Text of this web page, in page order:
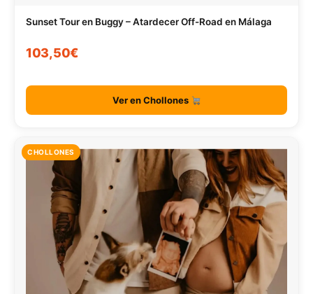
Sunset Tour en Buggy – Atardecer Off-Road en Málaga
103,50€
Ver en Chollones
CHOLLONES